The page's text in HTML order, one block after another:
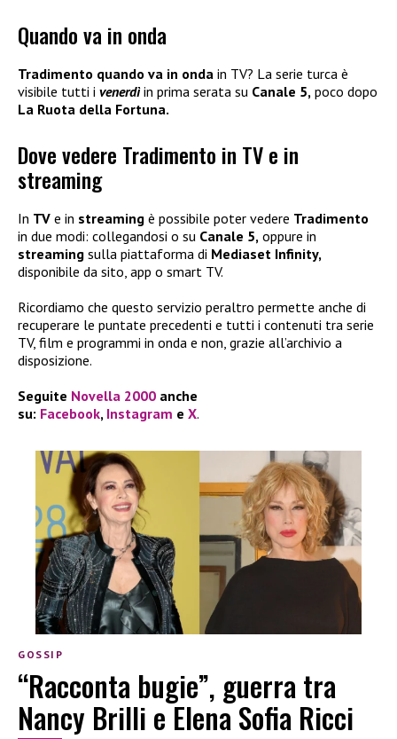
Quando va in onda
Tradimento quando va in onda in TV? La serie turca è
visibile tutti i venerdìin prima serata su Canale 5, poco dopo
La Ruota della Fortuna.
Dove vedere Tradimento in TV e in
streaming
In TV e in streaming è possibile poter vedere Tradimento
in due modi: collegandosi o su Canale 5, oppure in
streaming sulla piattaforma di Mediaset Infinity,
disponibile da sito, app o smart TV.
Ricordiamo che questo servizio peraltro permette anche di
recuperare le puntate precedenti e tutti i contenuti tra serie
TV, film e programmi in onda e non, grazie all’archivio a
disposizione.
Seguite Novella 2000 anche
su: Facebook, Instagram e X.
GOSSIP
“Racconta bugie”, guerra tra
Nancy Brilli e Elena Sofia Ricci